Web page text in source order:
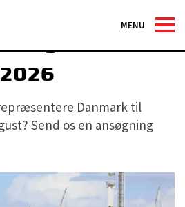
MENU
i Team
Danmark til
Send os en ansøgning